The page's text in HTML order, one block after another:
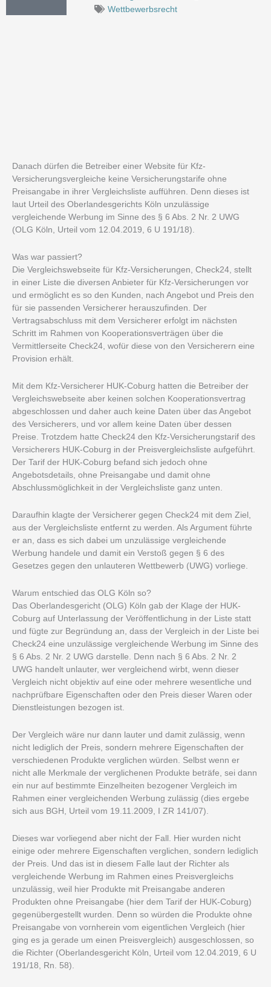
Wettbewerbsrecht
Danach dürfen die Betreiber einer Website für Kfz-
Versicherungsvergleiche keine Versicherungstarife ohne
Preisangabe in ihrer Vergleichsliste aufführen. Denn dieses ist
laut Urteil des Oberlandesgerichts Köln unzulässige
vergleichende Werbung im Sinne des § 6 Abs. 2 Nr. 2 UWG
(OLG Köln, Urteil vom 12.04.2019, 6 U 191/18).
Was war passiert?
Die Vergleichswebseite für Kfz-Versicherungen, Check24, stellt
in einer Liste die diversen Anbieter für Kfz-Versicherungen vor
und ermöglicht es so den Kunden, nach Angebot und Preis den
für sie passenden Versicherer herauszufinden. Der
Vertragsabschluss mit dem Versicherer erfolgt im nächsten
Schritt im Rahmen von Kooperationsverträgen über die
Vermittlerseite Check24, wofür diese von den Versicherern eine
Provision erhält.
Mit dem Kfz-Versicherer HUK-Coburg hatten die Betreiber der
Vergleichswebseite aber keinen solchen Kooperationsvertrag
abgeschlossen und daher auch keine Daten über das Angebot
des Versicherers, und vor allem keine Daten über dessen
Preise. Trotzdem hatte Check24 den Kfz-Versicherungstarif des
Versicherers HUK-Coburg in der Preisvergleichsliste aufgeführt.
Der Tarif der HUK-Coburg befand sich jedoch ohne
Angebotsdetails, ohne Preisangabe und damit ohne
Abschlussmöglichkeit in der Vergleichsliste ganz unten.
Daraufhin klagte der Versicherer gegen Check24 mit dem Ziel,
aus der Vergleichsliste entfernt zu werden. Als Argument führte
er an, dass es sich dabei um unzulässige vergleichende
Werbung handele und damit ein Verstoß gegen § 6 des
Gesetzes gegen den unlauteren Wettbewerb (UWG) vorliege.
Warum entschied das OLG Köln so?
Das Oberlandesgericht (OLG) Köln gab der Klage der HUK-
Coburg auf Unterlassung der Veröffentlichung in der Liste statt
und fügte zur Begründung an, dass der Vergleich in der Liste bei
Check24 eine unzulässige vergleichende Werbung im Sinne des
§ 6 Abs. 2 Nr. 2 UWG darstelle. Denn nach § 6 Abs. 2 Nr. 2
UWG handelt unlauter, wer vergleichend wirbt, wenn dieser
Vergleich nicht objektiv auf eine oder mehrere wesentliche und
nachprüfbare Eigenschaften oder den Preis dieser Waren oder
Dienstleistungen bezogen ist.
Der Vergleich wäre nur dann lauter und damit zulässig, wenn
nicht lediglich der Preis, sondern mehrere Eigenschaften der
verschiedenen Produkte verglichen würden. Selbst wenn er
nicht alle Merkmale der verglichenen Produkte beträfe, sei dann
ein nur auf bestimmte Einzelheiten bezogener Vergleich im
Rahmen einer vergleichenden Werbung zulässig (dies ergebe
sich aus BGH, Urteil vom 19.11.2009, I ZR 141/07).
Dieses war vorliegend aber nicht der Fall. Hier wurden nicht
einige oder mehrere Eigenschaften verglichen, sondern lediglich
der Preis. Und das ist in diesem Falle laut der Richter als
vergleichende Werbung im Rahmen eines Preisvergleichs
unzulässig, weil hier Produkte mit Preisangabe anderen
Produkten ohne Preisangabe (hier dem Tarif der HUK-Coburg)
gegenübergestellt wurden. Denn so würden die Produkte ohne
Preisangabe von vornherein vom eigentlichen Vergleich (hier
ging es ja gerade um einen Preisvergleich) ausgeschlossen, so
die Richter (Oberlandesgericht Köln, Urteil vom 12.04.2019, 6 U
191/18, Rn. 58).